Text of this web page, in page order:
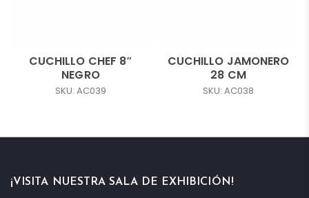
CUCHILLO CHEF 8″
NEGRO
SKU: AC039
CUCHILLO JAMONERO
28 CM
SKU: AC038
¡VISITA NUESTRA SALA DE EXHIBICIÓN!